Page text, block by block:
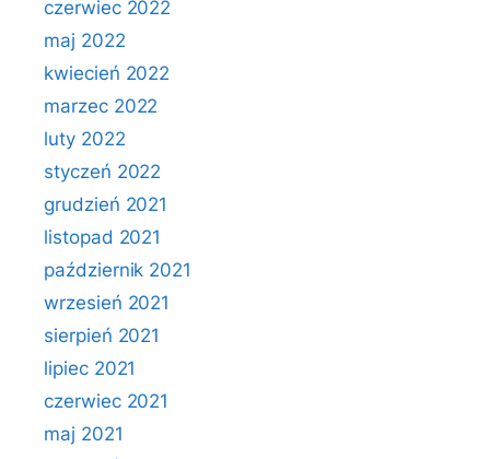
czerwiec 2022
maj 2022
kwiecień 2022
marzec 2022
luty 2022
styczeń 2022
grudzień 2021
listopad 2021
październik 2021
wrzesień 2021
sierpień 2021
lipiec 2021
czerwiec 2021
maj 2021